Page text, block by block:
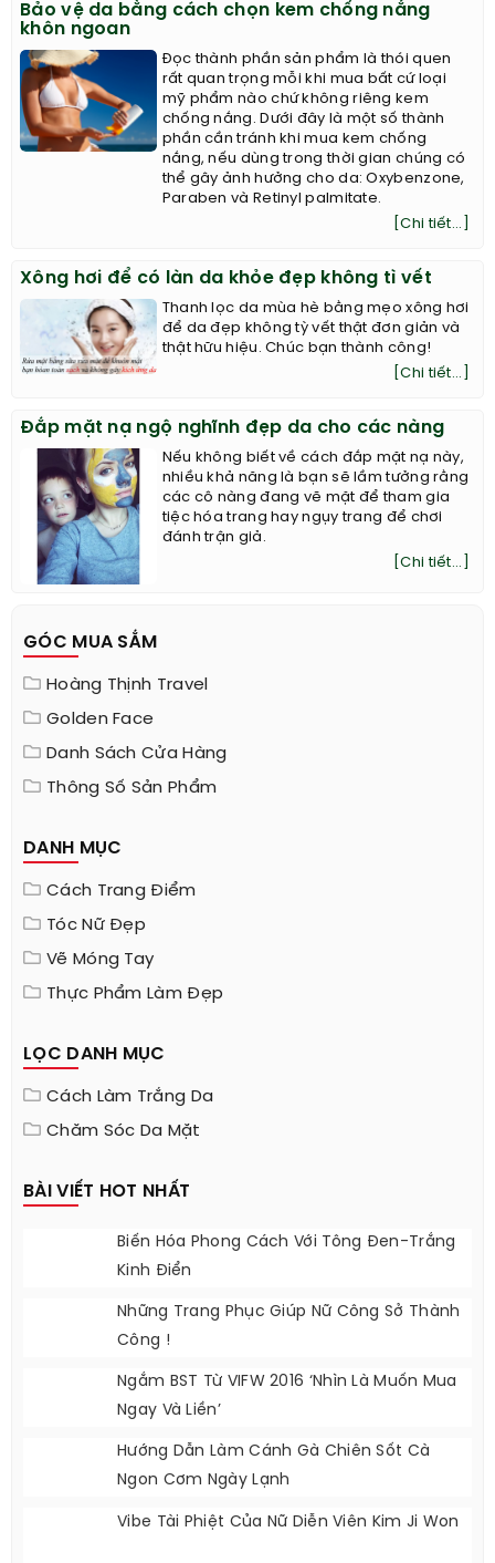
Bảo vệ da bằng cách chọn kem chống nắng
khôn ngoan
Đọc thành phần sản phẩm là thói quen
rất quan trọng mỗi khi mua bất cứ loại
mỹ phẩm nào chứ không riêng kem
chống nắng. Dưới đây là một số thành
phần cần tránh khi mua kem chống
nắng, nếu dùng trong thời gian chúng có
thể gây ảnh hưởng cho da: Oxybenzone,
Paraben và Retinyl palmitate.
[Chi tiết...]
Xông hơi để có làn da khỏe đẹp không tì vết
Thanh lọc da mùa hè bằng mẹo xông hơi
để da đẹp không tỳ vết thật đơn giản và
thật hữu hiệu. Chúc bạn thành công!
[Chi tiết...]
Đắp mặt nạ ngộ nghĩnh đẹp da cho các nàng
Nếu không biết về cách đắp mặt nạ này,
nhiều khả năng là bạn sẽ lầm tưởng rằng
các cô nàng đang vẽ mặt để tham gia
tiệc hóa trang hay ngụy trang để chơi
đánh trận giả.
[Chi tiết...]
GÓC MUA SẮM
Hoàng Thịnh Travel
Golden Face
Danh Sách Cửa Hàng
Thông Số Sản Phẩm
DANH MỤC
Cách Trang Điểm
Tóc Nữ Đẹp
Vẽ Móng Tay
Thực Phẩm Làm Đẹp
LỌC DANH MỤC
Cách Làm Trắng Da
Chăm Sóc Da Mặt
BÀI VIẾT HOT NHẤT
Biến Hóa Phong Cách Với Tông Đen-Trắng
Kinh Điển
Những Trang Phục Giúp Nữ Công Sở Thành
Công !
Ngắm BST Từ VIFW 2016 ‘nhìn Là Muốn Mua
Ngay Và Liền’
Hướng Dẫn Làm Cánh Gà Chiên Sốt Cà
Ngon Cơm Ngày Lạnh
Vibe Tài Phiệt Của Nữ Diễn Viên Kim Ji Won